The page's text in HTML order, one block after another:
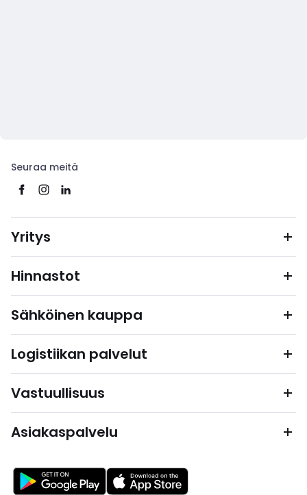
Seuraa meitä
Yritys
Hinnastot
Sähköinen kauppa
Logistiikan palvelut
Vastuullisuus
Asiakaspalvelu